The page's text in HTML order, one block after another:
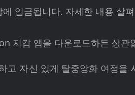
입금됩니다. 자세한 내용 살
지갑 앱을 다운로드하든 상관
고 자신 있게 탈중앙화 여정을